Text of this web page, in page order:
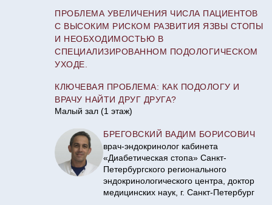
ПРОБЛЕМА УВЕЛИЧЕНИЯ ЧИСЛА ПАЦИЕНТОВ
С ВЫСОКИМ РИСКОМ РАЗВИТИЯ ЯЗВЫ СТОПЫ
И НЕОБХОДИМОСТЬЮ В
СПЕЦИАЛИЗИРОВАННОМ ПОДОЛОГИЧЕСКОМ
УХОДЕ.
КЛЮЧЕВАЯ ПРОБЛЕМА: КАК ПОДОЛОГУ И
ВРАЧУ НАЙТИ ДРУГ ДРУГА?
Малый зал (1 этаж)
БРЕГОВСКИЙ ВАДИМ БОРИСОВИЧ
врач-эндокринолог кабинета
«Диабетическая стопа» Санкт-
Петербургского регионального
эндокринологического центра, доктор
медицинских наук, г. Санкт-Петербург